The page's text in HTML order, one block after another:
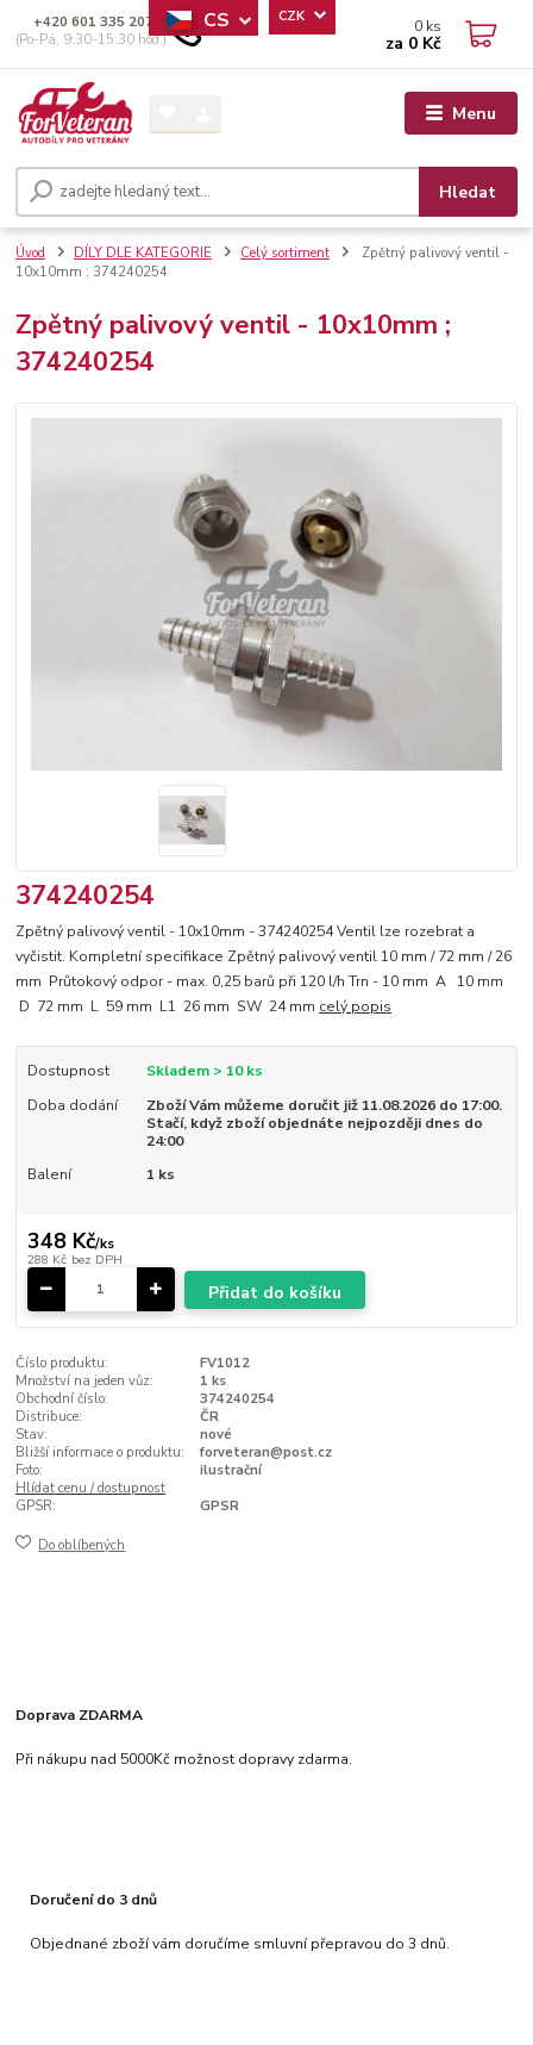
Menu
CS CZK
Hledat
+420 601 335 207
(Po-Pá, 9:30-15:30 hod.)
0 ks
za 0 Kč
Úvod DÍLY DLE KATEGORIE Celý sortiment
Zpětný palivový ventil -
10x10mm ; 374240254
Zpětný palivový ventil - 10x10mm ;
374240254
374240254
Zpětný palivový ventil - 10x10mm - 374240254 Ventil lze rozebrat a
vyčistit. Kompletní specifikace Zpětný palivový ventil 10 mm / 72 mm / 26
mm Průtokový odpor - max. 0,25 barů při 120 l/h Trn - 10 mm A 10 mm
D 72 mm L 59 mm L1 26 mm SW 24 mm celý popis
Dostupnost
Skladem > 10 ks
Doba dodání
Zboží Vám můžeme doručit již 11.08.2026 do 17:00.
Stačí, když zboží objednáte nejpozději dnes do
24:00
Balení
1 ks
348 Kč/ks
288 Kč bez DPH
Přidat do košíku
Číslo produktu:
FV1012
Množství na jeden vůz:
1 ks
Obchodní číslo:
374240254
Distribuce:
ČR
Stav:
nové
Bližší informace o produktu:
forveteran@post.cz
Foto:
ilustrační
Hlídat cenu / dostupnost
GPSR:
GPSR
Do oblíbených
Doprava ZDARMA
Při nákupu nad 5000Kč možnost dopravy zdarma.
Doručení do 3 dnů
Objednané zboží vám doručíme smluvní přepravou do 3 dnů.